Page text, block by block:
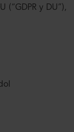
(“GDPR y DU”),